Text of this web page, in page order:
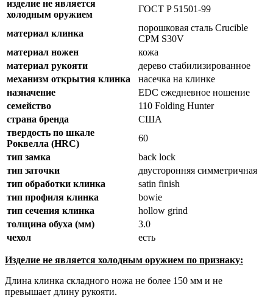
изделие не является
холодным оружием
ГОСТ P 51501-99
материал клинка
порошковая сталь Crucible
CPM S30V
материал ножен
кожа
материал рукояти
дерево стабилизированное
механизм открытия клинка
насечка на клинке
назначение
EDC ежедневное ношение
семейство
110 Folding Hunter
страна бренда
США
твердость по шкале
Роквелла (HRC)
60
тип замка
back lock
тип заточки
двусторонняя симметричная
тип обработки клинка
satin finish
тип профиля клинка
bowie
тип сечения клинка
hollow grind
толщина обуха (мм)
3.0
чехол
есть
Изделие не является холодным оружием по признаку:
Длина клинка складного ножа не более 150 мм и не
превышает длину рукояти.